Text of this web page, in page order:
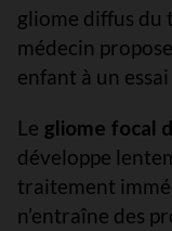
gliome diffus du
médecin
enfant à un
Le gliome focal
développe
traitement
n’entraîne des